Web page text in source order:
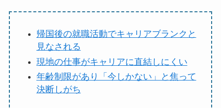
帰国後の就職活動でキャリアブランクと
見なされる
現地の仕事がキャリアに直結しにくい
年齢制限があり「今しかない」と焦って
決断しがち